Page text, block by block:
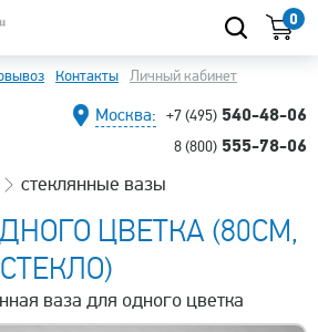
0
Контакты Личный кабинет
Москва: +7 (495) 540-48-06
8 (800) 555-78-06
стеклянные вазы
ЦВЕТКА (80СМ,
ваза для одного цветка